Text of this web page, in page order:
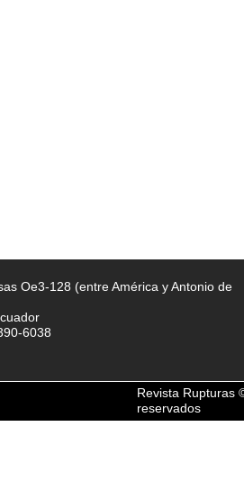
Oe3-128 (entre América y Antonio de
6038
Revista Rupturas
reservados